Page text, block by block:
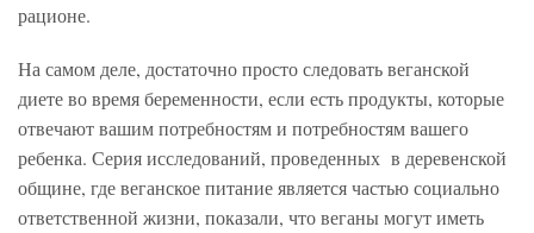
рационе.
На самом деле, достаточно просто следовать веганской
диете во время беременности, если есть продукты, которые
отвечают вашим потребностям и потребностям вашего
ребенка. Серия исследований, проведенных в деревенской
общине, где веганское питание является частью социально
ответственной жизни, показали, что веганы могут иметь